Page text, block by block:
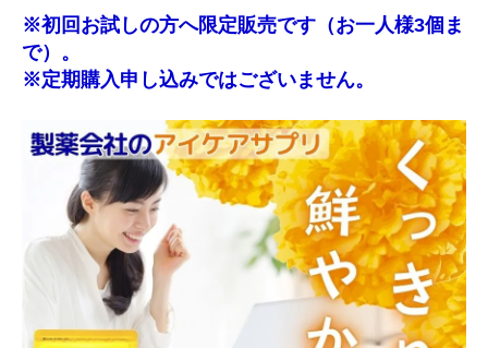
※初回お試しの方へ限定販売です（お一人様3個ま
で）。
※定期購入申し込みではございません。